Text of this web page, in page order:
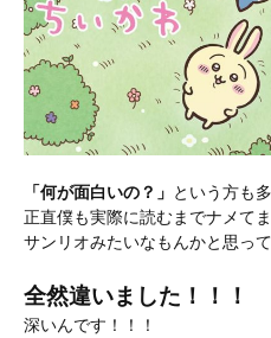
「何が面白いの？」 という方も
正直僕も実際に読むまでナメてま
サンリオみたいなもんかと思って
全然違いました！！！
深いんです！！！